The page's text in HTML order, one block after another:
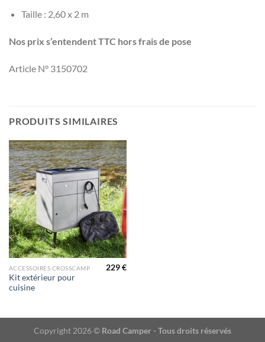
Taille : 2,60 x 2 m
Nos prix s’entendent TTC hors frais de pose
Article N° 3150702
PRODUITS SIMILAIRES
ACCESSOIRES CROSSCAMP
Kit extérieur pour
cuisine
229€
Copyright 2026 © Road Camper - Tous droits réservés